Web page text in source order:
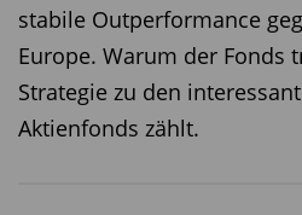
stabile Outperformance
Europe. Warum der Fonds
Strategie zu den
Aktienfonds zählt.